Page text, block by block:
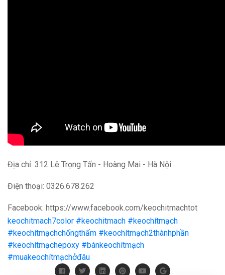
Địa chỉ: 312 Lê Trọng Tấn - Hoàng Mai - Hà Nội
Điện thoại: 0326.678.262
Facebook: https://www.facebook.com/keochitmachtot
keochitmach7color #keochitmach #keochítmạch
#keochítmạchchốngthấm #keochítmạch2thànhphần
#keochítmạchepoxy #bánkeochítmạch
#muakeochítmạchởđâu